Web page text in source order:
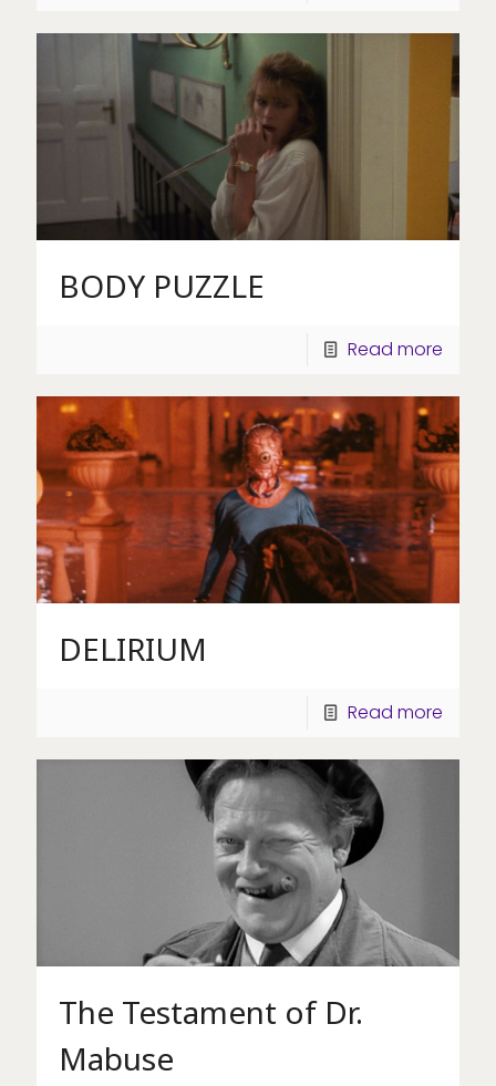
BODY PUZZLE
Read more
DELIRIUM
Read more
The Testament of Dr.
Mabuse